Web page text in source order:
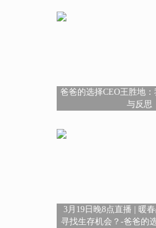
爸爸的选择CEO王胜地
与反思
3月19日晚8点直播 | 暖
寻找生存机会？-爸爸的